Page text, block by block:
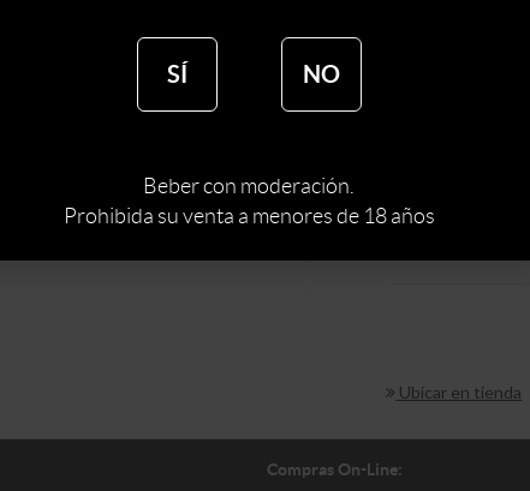
TIPO DE
MARCA DE
Ubicar en tienda
Compras On-Line:
SÍ NO
Beber con moderación.
Prohibida su venta a menores de 18 años